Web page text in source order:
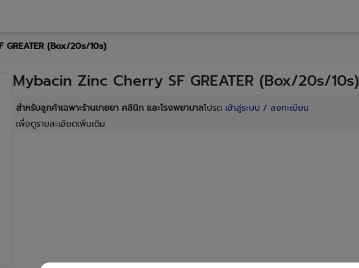
(Box/20s/10s)
Mybacin Zinc Cherry SF GREATER (Box/20s/10s)
สำหรับลูกค้าเฉพาะร้านขายยา คลินิก และโรงพยาบาลโปรด เข้าสู่ระบบ / ลงทะเบียน
เพื่อดูรายละเอียดเพิ่มเติม